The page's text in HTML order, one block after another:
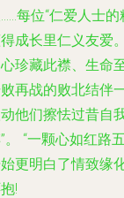
每位“仁爱人士
成长里仁义友爱
珍藏此襟、生命
再战的败北结伴
他们擦怯过昔自
。 “一颗心如红路
更明白了情致缘
!